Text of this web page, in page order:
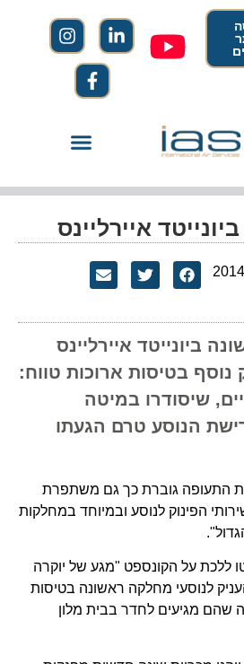
איירליינס
ביונייטד איירליינס
נוסף בטיסות ארוכות טווח:
שיסודרו במיטה
הנוסע טרם הגעתו
התעופה גוברת כך גם משתפרת
הפינוק לנוסע ובמיוחד במחלקות
ללכת על הקונספט "מגע של יוקרה
לנוסעי מחלקה ראשונה בטיסות
שהם מגיעים לחדר בבית מלון